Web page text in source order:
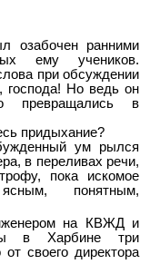
озабочен ранними
ему учеников.
при обсуждении
господа! Но ведь он
превращались в
придыхание?
ум рылся
в переливах речи,
пока искомое
понятным,
на КВЖД и
в Харбине три
своего директора